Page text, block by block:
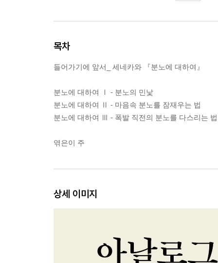
목차
들어가기에 앞서_ 세네카와 『분노에 대하여』
분노에 대하여 Ⅰ - 분노의 민낯
분노에 대하여 Ⅱ - 마음속 분노를 잠재우는 법
분노에 대하여 Ⅲ - 폭발 직전의 분노를 다스리는 법
엮은이 주
상세 이미지